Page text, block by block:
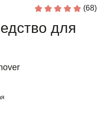
(68)
для